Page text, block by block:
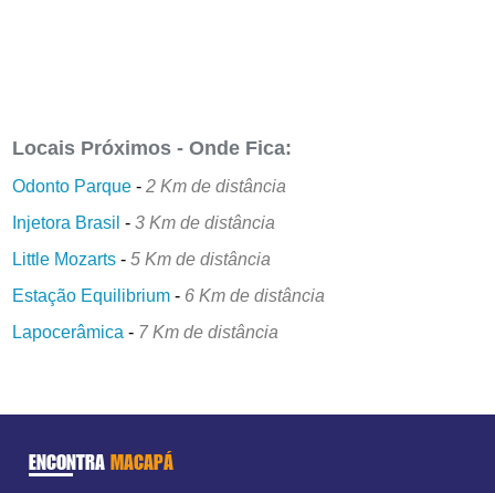
Locais Próximos - Onde Fica:
Odonto Parque -2 Km de distância
Injetora Brasil -3 Km de distância
Little Mozarts -5 Km de distância
Estação Equilibrium - 6 Km de distância
Lapocerâmica - 7 Km de distância
ENCONTRA MACAPÁ